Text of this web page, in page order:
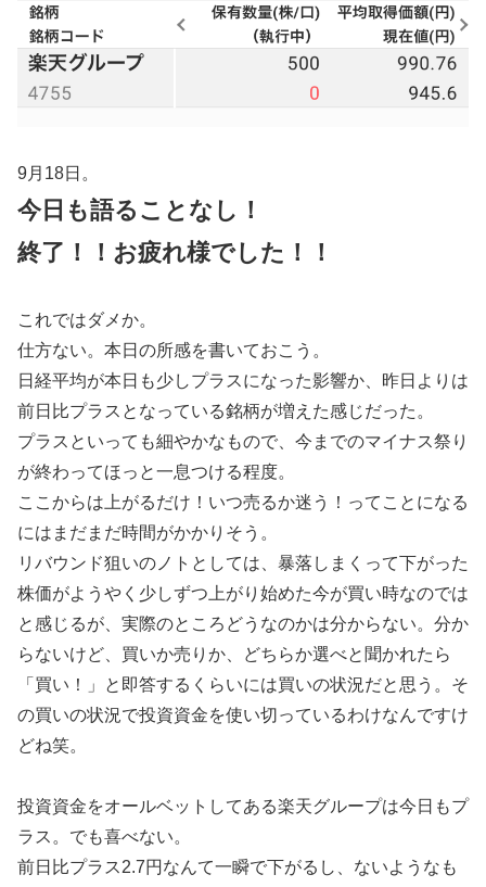
9月18日。
今日も語ることなし！
終了！！お疲れ様でした！！
これではダメか。
仕方ない。本日の所感を書いておこう。
日経平均が本日も少しプラスになった影響か、昨日よりは
前日比プラスとなっている銘柄が増えた感じだった。
プラスといっても細やかなもので、今までのマイナス祭り
が終わってほっと一息つける程度。
ここからは上がるだけ！いつ売るか迷う！ってことになる
にはまだまだ時間がかかりそう。
リバウンド狙いのノトとしては、暴落しまくって下がった
株価がようやく少しずつ上がり始めた今が買い時なのでは
と感じるが、実際のところどうなのかは分からない。分か
らないけど、買いか売りか、どちらか選べと聞かれたら
「買い！」と即答するくらいには買いの状況だと思う。そ
の買いの状況で投資資金を使い切っているわけなんですけ
どね笑。
投資資金をオールベットしてある楽天グループは今日もプ
ラス。でも喜べない。
前日比プラス2.7円なんて一瞬で下がるし、ないようなも